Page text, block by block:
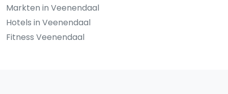
Markten in Veenendaal
Hotels in Veenendaal
Fitness Veenendaal